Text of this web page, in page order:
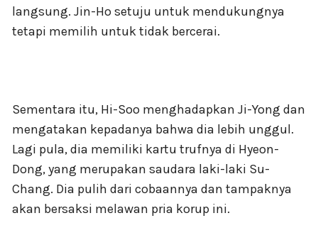
langsung. Jin-Ho setuju untuk mendukungnya
tetapi memilih untuk tidak bercerai.
Sementara itu, Hi-Soo menghadapkan Ji-Yong dan
mengatakan kepadanya bahwa dia lebih unggul.
Lagi pula, dia memiliki kartu trufnya di Hyeon-
Dong, yang merupakan saudara laki-laki Su-
Chang. Dia pulih dari cobaannya dan tampaknya
akan bersaksi melawan pria korup ini.